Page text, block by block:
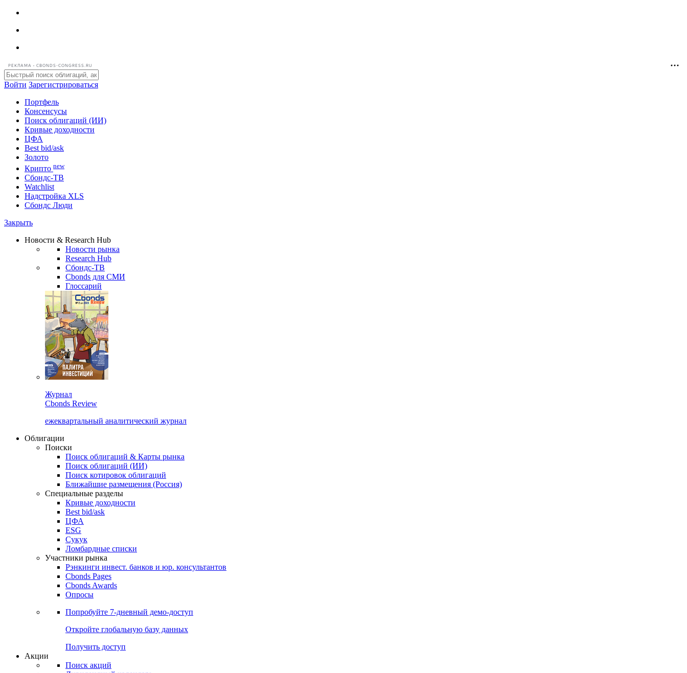
РЕКЛАМА • CBONDS-CONGRESS.RU
Войти Зарегистрироваться
Портфель
Консенсусы
Поиск облигаций (ИИ)
Кривые доходности
ЦФА
Best bid/ask
Золото
Криптоnew
Сбондс-ТВ
Надстройка XLS
Сбондс Люди
Новости & Research Hub
Новости рынка
Research Hub
Сбондс-ТВ
Cbonds для СМИ
Глоссарий
Журнал
Cbonds Review
ежеквартальный аналитический журнал
Облигации
Поиски
Поиск облигаций & Карты рынка
Поиск облигаций (ИИ)
Поиск котировок облигаций
Ближайшие размещения (Россия)
Специальные разделы
Кривые доходности
Best bid/ask
ЦФА
ESG
Сукук
Ломбардные списки
Участники рынка
Рэнкинги инвест. банков и юр. консультантов
Cbonds Pages
Cbonds Awards
Опросы
Попробуйте7-дневный
Откройте глобальную базу данных